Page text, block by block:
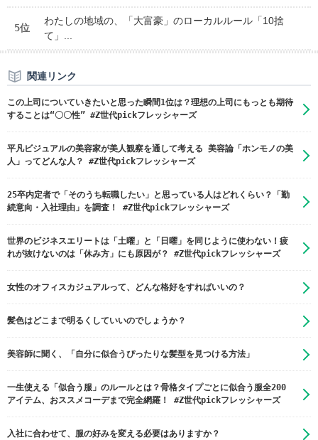
5位
わたしの地域の、「大富豪」のローカルルール「10捨
て」...
関連リンク
この上司についていきたいと思った瞬間1位は？理想の上司にもっとも期待
することは“〇〇性” #Z世代pickフレッシャーズ
平凡ビジュアルの美容家が美人観察を通して考える 美容論「ホンモノの美
人」ってどんな人？ #Z世代pickフレッシャーズ
25卒内定者で「そのうち転職したい」と思っている人はどれくらい？「勤
続意向・入社理由」を調査！ #Z世代pickフレッシャーズ
世界のビジネスエリートは「土曜」と「日曜」を同じように使わない！疲
れが抜けないのは「休み方」にも原因が？ #Z世代pickフレッシャーズ
女性のオフィスカジュアルって、どんな格好をすればいいの？
髪色はどこまで明るくしていいのでしょうか？
美容師に聞く、「自分に似合うぴったりな髪型を見つける方法」
一生使える「似合う服」のルールとは？骨格タイプごとに似合う服全200
アイテム、おススメコーデまで完全網羅！ #Z世代pickフレッシャーズ
入社に合わせて、服の好みを変える必要はありますか？